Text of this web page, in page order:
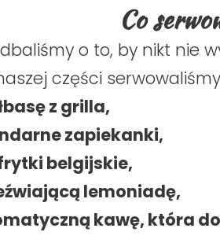
Co
o to, by nikt nie
części
z grilla,
zapiekanki,
belgijskie,
lemoniadę,
kawę, która